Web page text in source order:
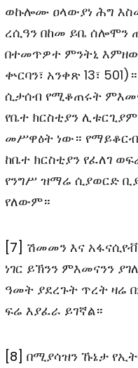
ወኩሎሙ ዐላውያነ ሕግ
ረሲዓን በከመ ይቤ ሰሎሞን
በተመጥዎተ ምንትኒ
ቍርባን፣ አንቀጽ 13፣
ሲታሰብ የሚቆጠሩት
የቤተ ክርስቲያን
መሥዋዕት ነው።
ከቤተ ክርስቲያን የፈለገ
የንግሥ ዝማሬ ሲያወርድ
የለውም።
[7] ሽመመን እና
ነገር ይኽንን ምእመናንን
ዓመት ያደረጉት ጥረት ዛሬ
ፍሬ እያፈራ ይገኛል።
[8] በሚያሳዝን ኹኔታ